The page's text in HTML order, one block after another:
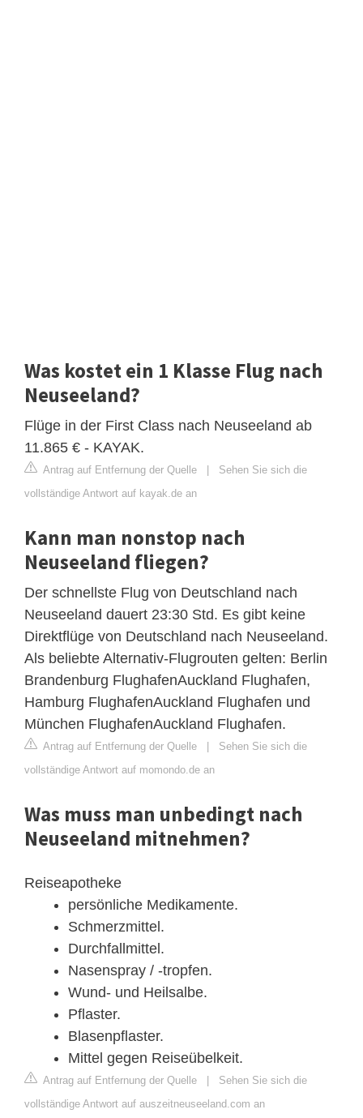
Was kostet ein 1 Klasse Flug nach
Neuseeland?
Flüge in der First Class nach Neuseeland ab
11.865 € - KAYAK.
Antrag auf Entfernung der Quelle | Sehen Sie sich die
vollständige Antwort auf kayak.de an
Kann man nonstop nach
Neuseeland fliegen?
Der schnellste Flug von Deutschland nach
Neuseeland dauert 23:30 Std. Es gibt keine
Direktflüge von Deutschland nach Neuseeland.
Als beliebte Alternativ-Flugrouten gelten: Berlin
Brandenburg FlughafenAuckland Flughafen,
Hamburg FlughafenAuckland Flughafen und
München FlughafenAuckland Flughafen.
Antrag auf Entfernung der Quelle | Sehen Sie sich die
vollständige Antwort auf momondo.de an
Was muss man unbedingt nach
Neuseeland mitnehmen?
Reiseapotheke
persönliche Medikamente.
Schmerzmittel.
Durchfallmittel.
Nasenspray / -tropfen.
Wund- und Heilsalbe.
Pflaster.
Blasenpflaster.
Mittel gegen Reiseübelkeit.
Antrag auf Entfernung der Quelle | Sehen Sie sich die
vollständige Antwort auf auszeitneuseeland.com an